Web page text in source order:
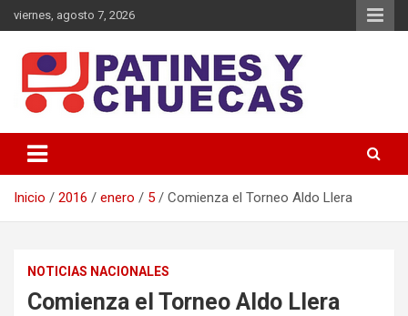
Saltar
al
viernes, agosto 7, 2026
Patines y Chuecas
Inicio 2016 enero 5 Comienza el Torneo Aldo Llera
NOTICIAS NACIONALES
Comienza el Torneo Aldo Llera